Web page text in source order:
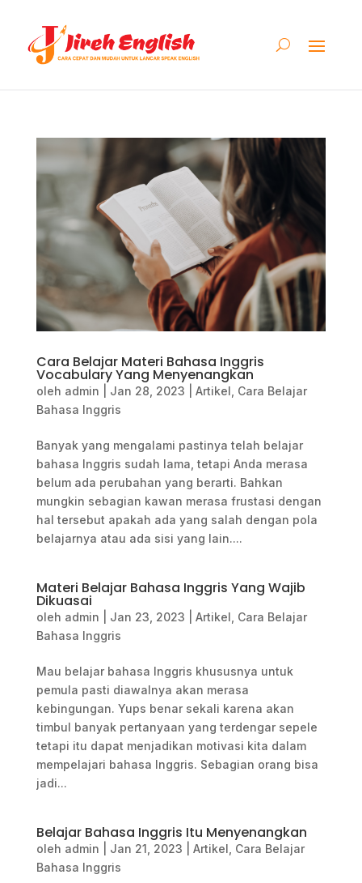
Cara Belajar Materi Bahasa Inggris
Vocabulary Yang Menyenangkan
oleh admin Jan 28, 2023 Artikel Cara Belajar
Bahasa Inggris
Banyak yang mengalami pastinya telah belajar
bahasa Inggris sudah lama, tetapi Anda merasa
belum ada perubahan yang berarti. Bahkan
mungkin sebagian kawan merasa frustasi dengan
hal tersebut apakah ada yang salah dengan pola
belajarnya atau ada sisi yang lain....
Materi Belajar Bahasa Inggris Yang Wajib
Dikuasai
oleh admin Jan 23, 2023 Artikel Cara Belajar
Bahasa Inggris
Mau belajar bahasa Inggris khususnya untuk
pemula pasti diawalnya akan merasa
kebingungan. Yups benar sekali karena akan
timbul banyak pertanyaan yang terdengar sepele
tetapi itu dapat menjadikan motivasi kita dalam
mempelajari bahasa Inggris. Sebagian orang bisa
jadi...
Belajar Bahasa Inggris Itu Menyenangkan
oleh admin Jan 21, 2023 Artikel Cara Belajar
Bahasa Inggris